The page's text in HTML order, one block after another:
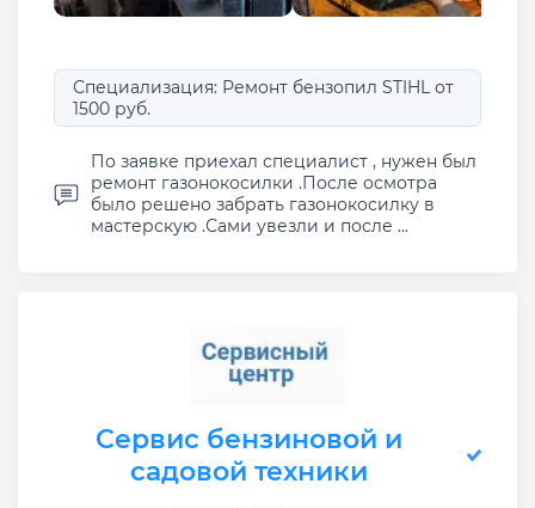
Специализация: Ремонт бензопил STIHL от
1500 руб.
По заявке приехал специалист , нужен был
ремонт газонокосилки .После осмотра
было решено забрать газонокосилку в
мастерскую .Сами увезли и после ...
Сервис бензиновой и
садовой техники